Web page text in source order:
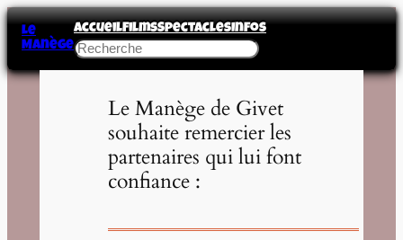
Le
Manège
AccueilFilmsSpectaclesInfos
Rechercher
Le Manège de Givet
souhaite remercier les
partenaires qui lui font
confiance :